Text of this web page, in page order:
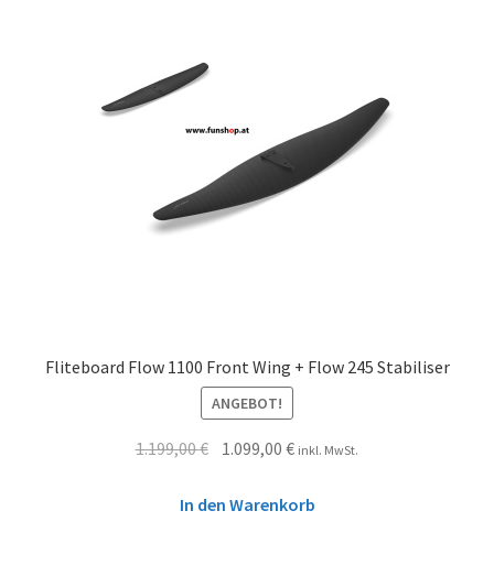
Fliteboard Flow 1100 Front Wing + Flow 245 Stabiliser
ANGEBOT!
1.199,00€ 1.099,00€ inkl. MwSt.
In den Warenkorb